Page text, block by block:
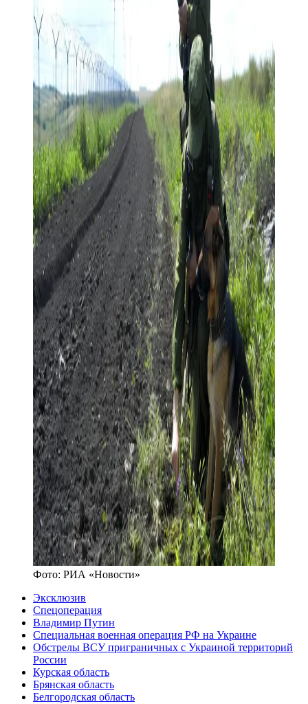
Фото: РИА «Новости»
Эксклюзив
Спецоперация
Владимир Путин
Специальная военная операция РФ на Украине
Обстрелы ВСУ приграничных с Украиной территорий
России
Курская область
Брянская область
Белгородская область